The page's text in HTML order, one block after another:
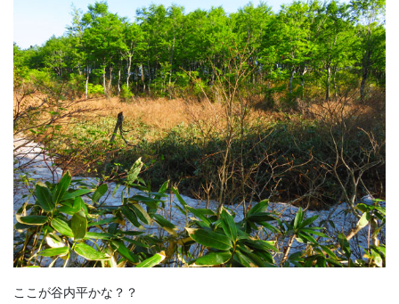
ここが谷内平かな？？